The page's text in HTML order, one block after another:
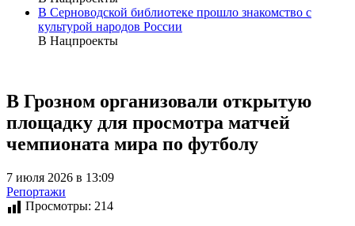
В Серноводской библиотеке прошло знакомство с
культурой народов России
В Нацпроекты
В Грозном организовали открытую
площадку для просмотра матчей
чемпионата мира по футболу
7 июля 2026 в 13:09
Репортажи
Просмотры: 214